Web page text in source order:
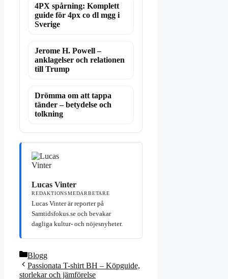
4PX spårning: Komplett
guide för 4px co dl mgg i
Sverige
Jerome H. Powell –
anklagelser och relationen
till Trump
Drömma om att tappa
tänder – betydelse och
tolkning
Lucas Vinter
REDAKTIONSMEDARBETARE
Lucas Vinter är reporter på
Samtidsfokus.se och bevakar
dagliga kultur- och nöjesnyheter.
Kategorier
Blogg
Passionata T-shirt BH – Köpguide,
storlekar och jämförelse